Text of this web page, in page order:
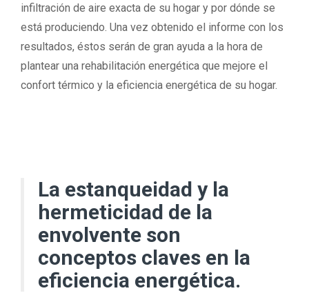
infiltración de aire exacta de su hogar y por dónde se
está produciendo. Una vez obtenido el informe con los
resultados, éstos serán de gran ayuda a la hora de
plantear una rehabilitación energética que mejore el
confort térmico y la eficiencia energética de su hogar.
La estanqueidad y la
hermeticidad de la
envolvente son
conceptos claves en la
eficiencia energética.